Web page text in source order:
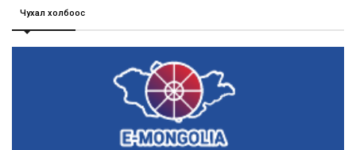
Чухал холбоос